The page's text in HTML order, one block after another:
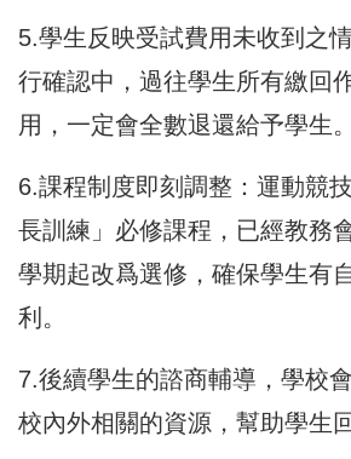
5.學生反映受試費用未收到之
行確認中，過往學生所有繳回
用，一定會全數退還給予學生。
6.課程制度即刻調整：運動競
長訓練」必修課程，已經教務
學期起改爲選修，確保學生有
利。
7.後續學生的諮商輔導，學校
校內外相關的資源，幫助學生